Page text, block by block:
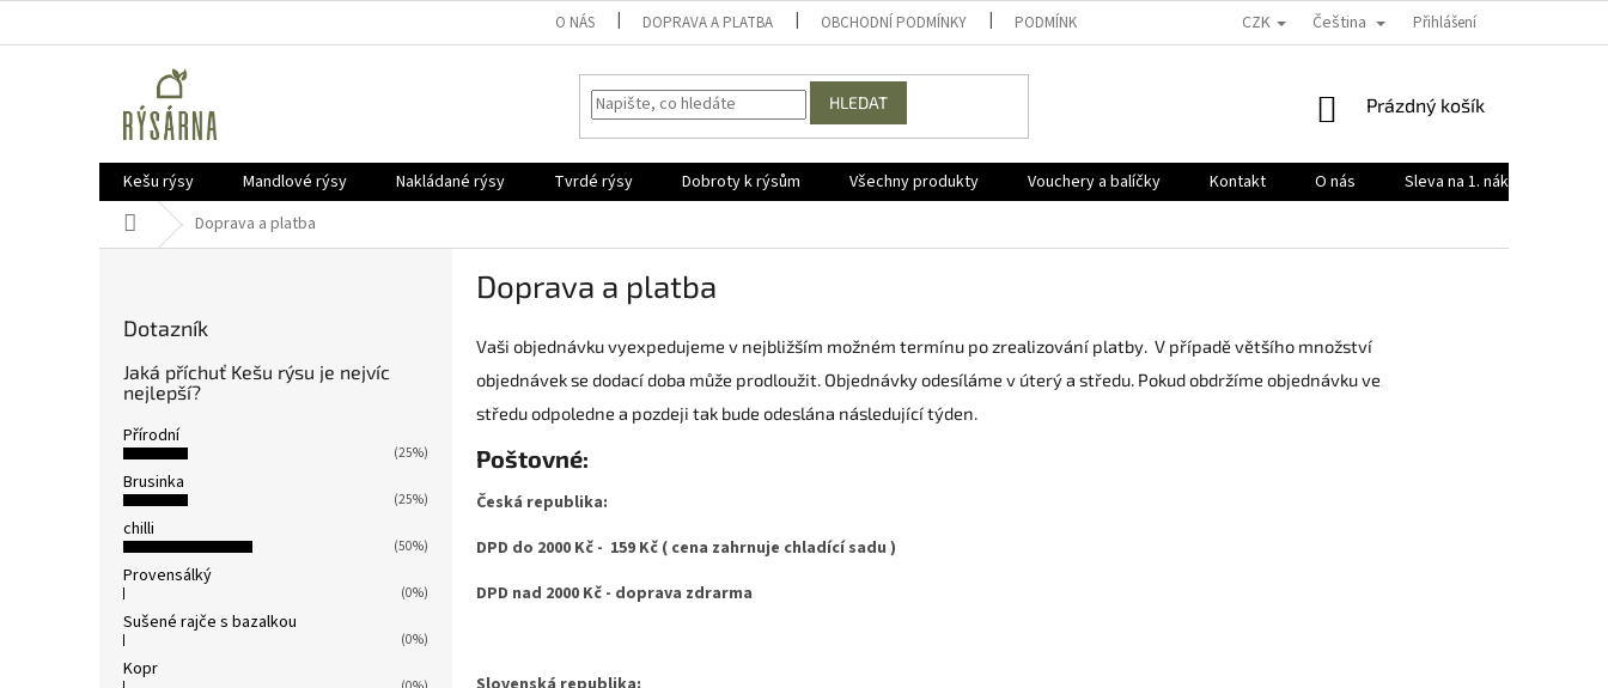
O NÁS DOPRAVA A PLATBA OBCHODNÍ PODMÍNKY PODMÍNKY OCHRANY OSOBNÍCH ÚDAJŮ
CZK Čeština Přihlášení
HLEDAT
NÁKUPNÍ
Prázdný košík
Kešu rýsy Mandlové rýsy Nakládané rýsy Tvrdé rýsy Dobroty k rýsům Všechny produkty Vouchery a balíčky Kontakt O nás
Sleva na 1. nákup 🔥
Domů Doprava a platba
Dotazník
Jaká příchuť Kešu rýsu je nejvíc
nejlepší?
Přírodní
(25%)
Brusinka
(25%)
chilli
(50%)
Provensálký
(0%)
Sušené rajče s bazalkou
(0%)
Kopr
Doprava a platba
Vaši objednávku vyexpedujeme v nejbližším možném termínu po zrealizování platby. V případě většího množství
objednávek se dodací doba může prodloužit. Objednávky odesíláme v úterý a středu. Pokud obdržíme objednávku ve
středu odpoledne a pozdeji tak bude odeslána následující týden.
Poštovné:
Česká republika:
DPD do 2000 Kč - 159 Kč ( cena zahrnuje chladící sadu )
DPD nad 2000 Kč - doprava zdrarma